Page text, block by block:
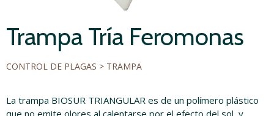
Trampa Tría Feromonas
CONTROL DE PLAGAS > TRAMPA
La trampa BIOSUR TRIANGULAR es de un polímero plástico
que no emite olores al calentarse por el efecto del sol, y